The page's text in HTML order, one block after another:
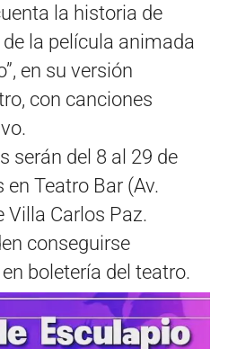
la historia de
la película animada
en su versión
con canciones
serán del 8 al 29 de
en Teatro Bar (Av.
Villa Carlos Paz.
conseguirse
boletería del teatro.